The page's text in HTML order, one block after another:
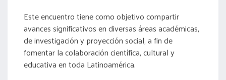
Este encuentro tiene como objetivo compartir
avances significativos en diversas áreas académicas,
de investigación y proyección social, a fin de
fomentar la colaboración científica, cultural y
educativa en toda Latinoamérica.